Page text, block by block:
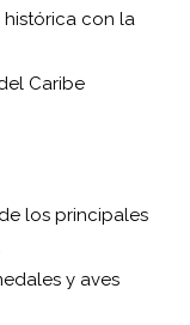
con la
Caribe
los principales
y aves